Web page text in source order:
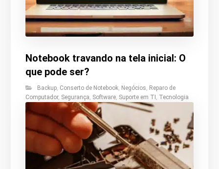
Notebook travando na tela inicial: O
que pode ser?
Backup, Conserto de Notebook, Negócios, Reparo de
Computador, Segurança, Software, Suporte em TI , Tecnologia